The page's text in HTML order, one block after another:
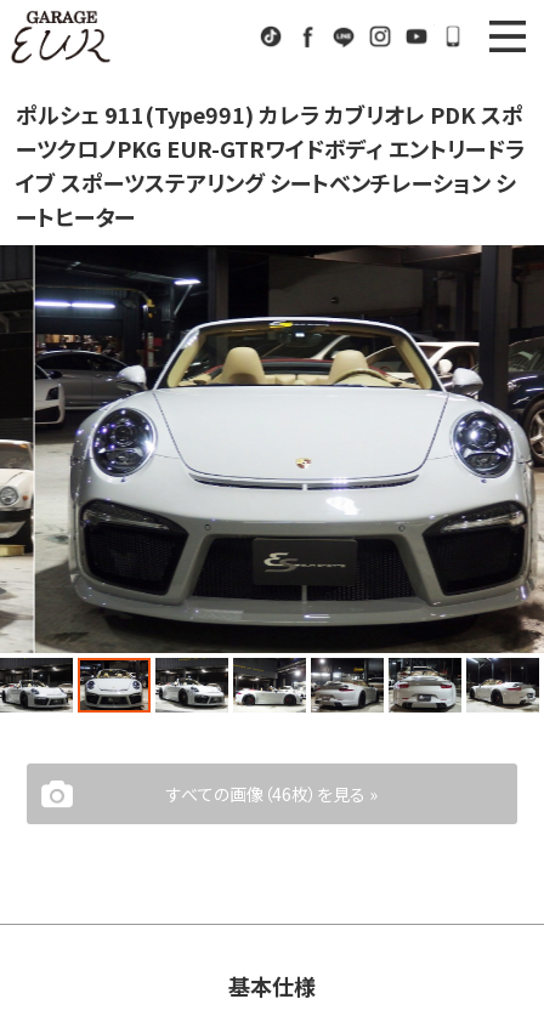
TikTokFacebook
LINE InstagramYoutube072-
News
ニュース
Stock List
在庫車情報
EURスポーツ
Factory
工場紹介
Company
会社概要
Access
アクセス
Contact us
お問い合わせ
ポルシェ 911(Type991) カレラ カブリオレ PDK スポ
ーツクロノPKG EUR-GTRワイドボディ エントリードラ
イブ スポーツステアリング シートベンチレーション シ
ートヒーター
すべての画像（46枚）を見る »
基本仕様